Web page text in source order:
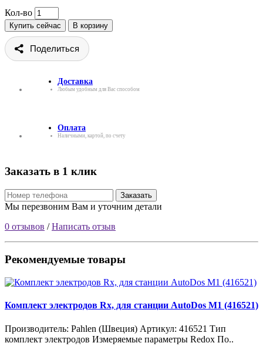
Кол-во
Купить сейчас В корзину
Поделиться
Доставка
Любым удобным для Вас способом
Оплата
Наличными, картой, по счету
Заказать в 1 клик
Заказать
Мы перезвоним Вам и уточним детали
0 отзывов /Написать отзыв
Рекомендуемые товары
Комплект электродов Rx, для станции AutoDos M1 (416521)
Производитель: Pahlen (Швеция) Артикул: 416521 Тип
комплект электродов Измеряемые параметры Redox По..